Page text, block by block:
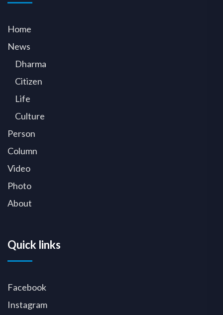
Home
News
Dharma
Citizen
Life
Culture
Person
Column
Video
Photo
About
Quick links
Facebook
Instagram